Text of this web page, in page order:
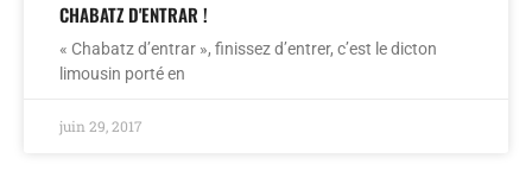
CHABATZ D'ENTRAR !
« Chabatz d’entrar », finissez d’entrer, c’est le dicton
limousin porté en
juin 29, 2017